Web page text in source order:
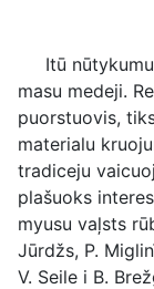
Itū nūtykumu
masu medeji.
puorstuovis,
materialu
tradiceju
plašuoks
myusu vaļsts
Jūrdžs, P.
V. Seile i B.